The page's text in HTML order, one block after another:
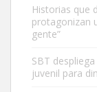
Este gato
es muy manso y
Leales.org » Gran
Historias que
protagonizan
gente”
SBT
juvenil para